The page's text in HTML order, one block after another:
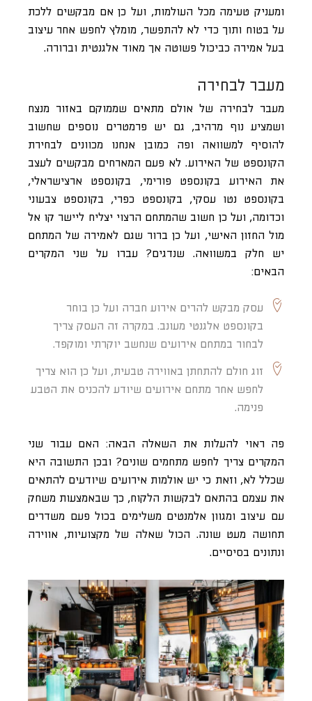
ומעניק טעימה מכל העולמות, ועל כן אם מבקשים ללכת
על בטוח ותוך כדי לא להתפשר, מומלץ לחפש אחר עיצוב
בעל אמירה כביכול פשוטה אך מאוד אלגנטית וברורה.
מעבר לבחירה
מעבר לבחירה של אולם מתאים שממוקם באזור מנצח
ושמציע נוף מרהיב, גם יש פרמטרים נוספים שחשוב
להוסיף למשוואה ופה כמובן אנחנו מכוונים לבחירת
הקונספט של האירוע. לא פעם המארחים מבקשים לעצב
את האירוע בקונספט פורימי, בקונספט ארצישראלי,
בקונספט נטו עסקי, בקונספט כפרי, בקונספט צבעוני
וכדומה, ועל כן חשוב שהמתחם הרצוי יצליח ליישר קו אל
מול החזון האישי, ועל כן ברור שגם לאמירה של המתחם
יש חלק במשוואה. שנדגים? עברו על שני המקרים
הבאים:
עסק מבקש להרים אירוע חברה ועל כן בוחר
בקונספט אלגנטי מעונב. במקרה זה העסק צריך
לבחור במתחם אירועים שנחשב יוקרתי ומוקפד.
זוג חולם להתחתן באווירה טבעית, ועל כן הוא צריך
לחפש אחר מתחם אירועים שיודע להכניס את הטבע
פנימה.
פה ראוי להעלות את השאלה הבאה: האם עבור שני
המקרים צריך לחפש מתחמים שונים? ובכן התשובה היא
שכלל לא, וזאת כי יש אולמות אירועים שיודעים להתאים
את עצמם בהתאם לבקשות הלקוח, כך שבאמצעות משחק
עם עיצוב ומגוון אלמנטים משלימים בכול פעם משדרים
תחושה מעט שונה. הכול שאלה של מקצועיות, אווירה
ונתונים בסיסיים.